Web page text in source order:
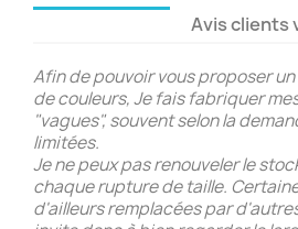
Avis clients
Afin de pouvoir vous proposer
de couleurs, Je fais fabriquer
"vagues", souvent selon la
limitées.
Je ne peux pas renouveler le
chaque rupture de taille.
d'ailleurs remplacées par